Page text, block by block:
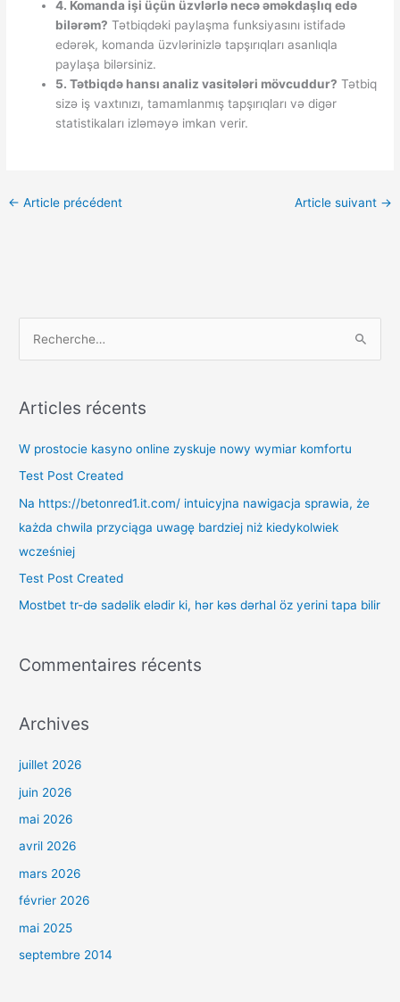
4. Komanda işi üçün üzvlərlə necə əməkdaşlıq edə
bilərəm? Tətbiqdəki paylaşma funksiyasını istifadə
edərək, komanda üzvlərinizlə tapşırıqları asanlıqla
paylaşa bilərsiniz.
5. Tətbiqdə hansı analiz vasitələri mövcuddur? Tətbiq
sizə iş vaxtınızı, tamamlanmış tapşırıqları və digər
statistikaları izləməyə imkan verir.
← Article précédent Article suivant →
h
h
e
r
:
Articles récents
W prostocie kasyno online zyskuje nowy wymiar komfortu
Test Post Created
Na https://betonred1.it.com/ intuicyjna nawigacja sprawia, że
każda chwila przyciąga uwagę bardziej niż kiedykolwiek
wcześniej
Test Post Created
Mostbet tr-də sadəlik elədir ki, hər kəs dərhal öz yerini tapa bilir
Commentaires récents
Archives
juillet 2026
juin 2026
mai 2026
avril 2026
mars 2026
février 2026
mai 2025
septembre 2014
Facebook